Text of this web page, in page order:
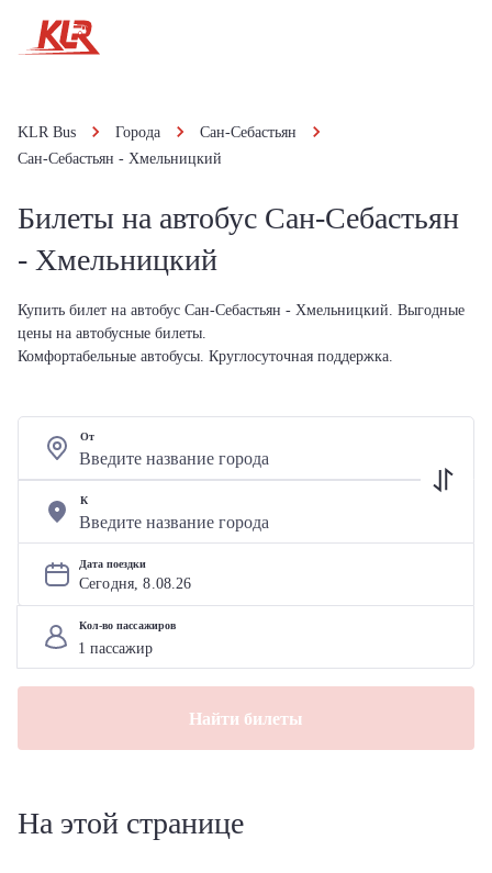
KLR Bus Города
Сан-Себастьян
Сан-Себастьян - Хмельницкий
Билеты на автобус Сан-Себастьян
- Хмельницкий
Купить билет на автобус Сан-Себастьян - Хмельницкий. Выгодные
цены на автобусные билеты.
Комфортабельные автобусы. Круглосуточная поддержка.
От
К
Дата поездки
Сегодня, 8.08.26
Кол-во пассажиров
Найти билеты
На этой странице